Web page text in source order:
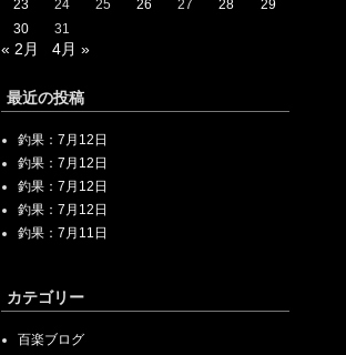
23
24 25 26 27 28
29
30
31
« 2月 4月 »
最近の投稿
釣果：7月12日
釣果：7月12日
釣果：7月12日
釣果：7月12日
釣果：7月11日
カテゴリー
百楽ブログ